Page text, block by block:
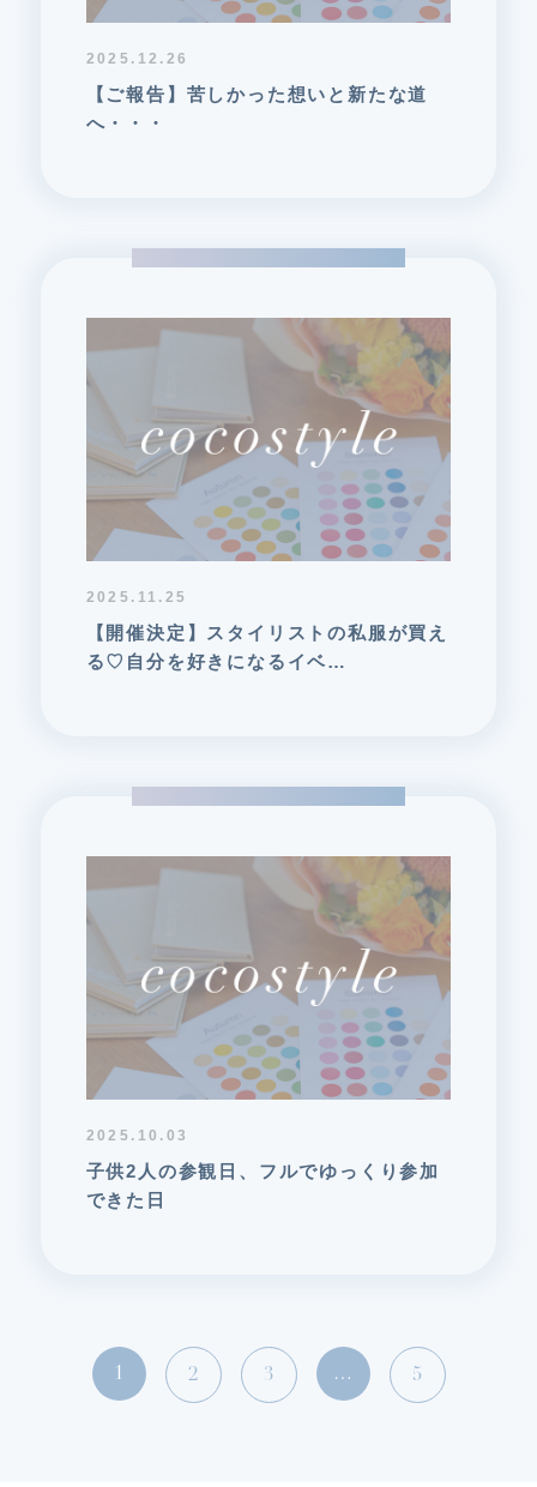
2025.12.26
【ご報告】苦しかった想いと新たな道
へ・・・
2025.11.25
【開催決定】スタイリストの私服が買え
る♡自分を好きになるイベ…
2025.10.03
子供2人の参観日、フルでゆっくり参加
できた日
1 2 3 … 5